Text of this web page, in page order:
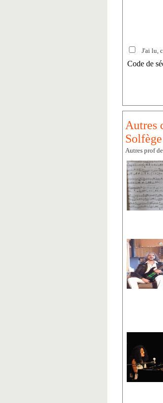
J'ai lu,
Code de
Autres
Autres prof